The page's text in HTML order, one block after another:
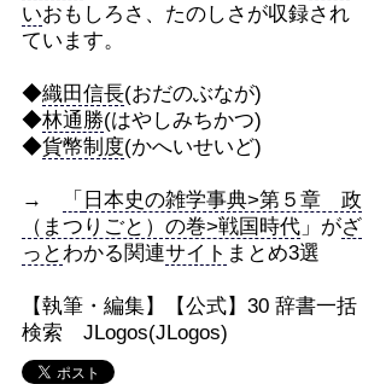
いおもしろさ、たのしさが収録され
ています。
◆織田信長(おだのぶなが)
◆林通勝(はやしみちかつ)
◆貨幣制度(かへいせいど)
→ 「 日本史の雑学事典>第５章 政
（まつりごと）の巻>戦国時代」がざ
っと わかる関連サイト まとめ3選
【執筆・編集】【公式】30 辞書一括
検索 JLogos(JLogos)